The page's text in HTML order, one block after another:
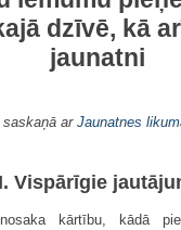
dzīvē, kā
jaunatni
ar Jaunatnes
I. Vispārīgie
kārtību, kādā